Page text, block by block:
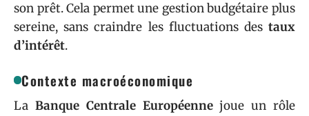
son prêt. Cela permet une gestion budgétaire plus
sereine, sans craindre les fluctuations des taux
d’intérêt.
Contexte macroéconomique
La Banque Centrale Européennejoue un rôle